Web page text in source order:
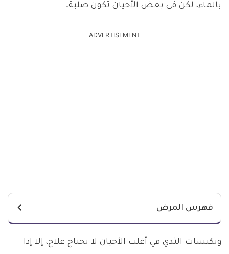
بالماء، لكن في بعض الأحيان تكون صلبة.
ADVERTISEMENT
فهرس المرض
وتكيسات الثدي في أغلب الأحيان لا تحتاج علاج، إلا إذا